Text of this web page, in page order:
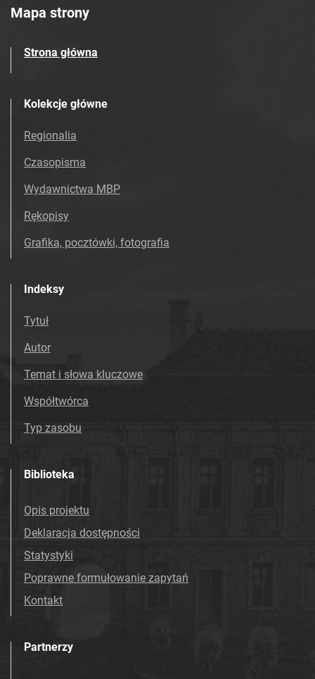
Mapa strony
Strona główna
Kolekcje główne
Regionalia
Czasopisma
Wydawnictwa MBP
Rękopisy
Grafika, pocztówki, fotografia
Indeksy
Tytuł
Autor
Temat i słowa kluczowe
Współtwórca
Typ zasobu
Biblioteka
Opis projektu
Deklaracja dostępności
Statystyki
Poprawne formułowanie zapytań
Kontakt
Partnerzy